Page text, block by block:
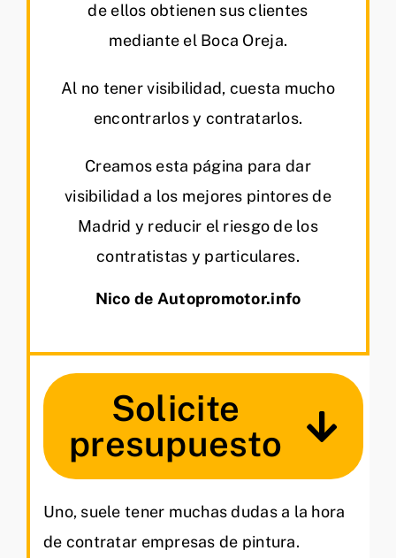
Solicite
presupuesto
Uno, suele tener muchas dudas a la hora
de contratar empresas de pintura.
de ellos obtienen sus clientes
mediante el Boca Oreja.
Al no tener visibilidad, cuesta mucho
encontrarlos y contratarlos.
Creamos esta página para dar
visibilidad a los mejores pintores de
Madrid y reducir el riesgo de los
contratistas y particulares.
Nico de Autopromotor.info